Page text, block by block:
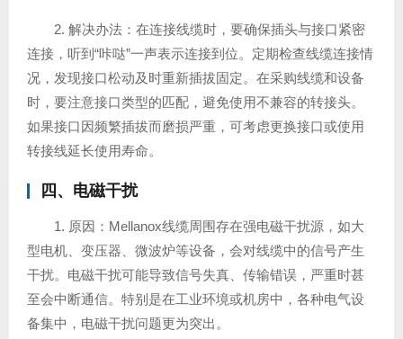
2. 解决办法：在连接线缆时，要确保插头与接口紧密
连接，听到“咔哒”一声表示连接到位。定期检查线缆连接情
况，发现接口松动及时重新插拔固定。在采购线缆和设备
时，要注意接口类型的匹配，避免使用不兼容的转接头。
如果接口因频繁插拔而磨损严重，可考虑更换接口或使用
转接线延长使用寿命。
四、电磁干扰
1. 原因：Mellanox线缆周围存在强电磁干扰源，如大
型电机、变压器、微波炉等设备，会对线缆中的信号产生
干扰。电磁干扰可能导致信号失真、传输错误，严重时甚
至会中断通信。特别是在工业环境或机房中，各种电气设
备集中，电磁干扰问题更为突出。